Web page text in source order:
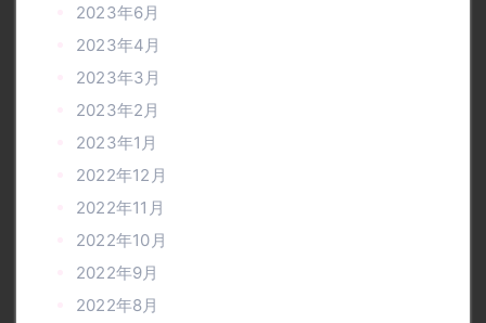
2023年6月
2023年4月
2023年3月
2023年2月
2023年1月
2022年12月
2022年11月
2022年10月
2022年9月
2022年8月